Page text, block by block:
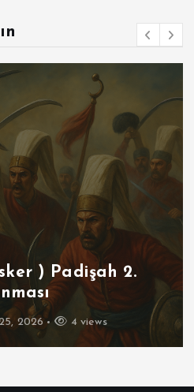
) Padişah 2.
2026 4 views